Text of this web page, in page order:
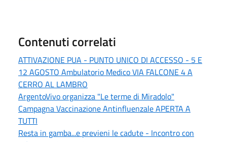
Contenuti correlati
ATTIVAZIONE PUA - PUNTO UNICO DI ACCESSO - 5 E
12 AGOSTO Ambulatorio Medico VIA FALCONE 4 A
CERRO AL LAMBRO
ArgentoVivo organizza "Le terme di Miradolo"
Campagna Vaccinazione Antinfluenzale APERTA A
TUTTI
Resta in gamba...e previeni le cadute - Incontro con